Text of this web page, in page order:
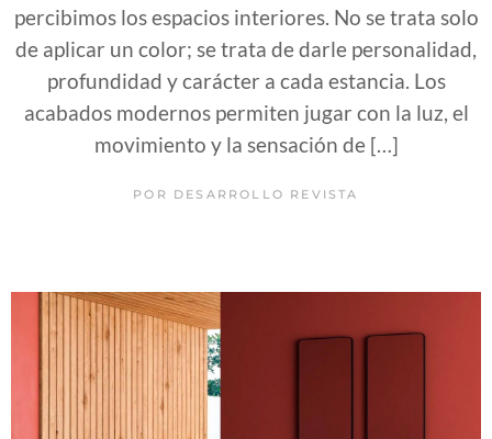
percibimos los espacios interiores. No se trata solo
de aplicar un color; se trata de darle personalidad,
profundidad y carácter a cada estancia. Los
acabados modernos permiten jugar con la luz, el
movimiento y la sensación de […]
POR DESARROLLO REVISTA